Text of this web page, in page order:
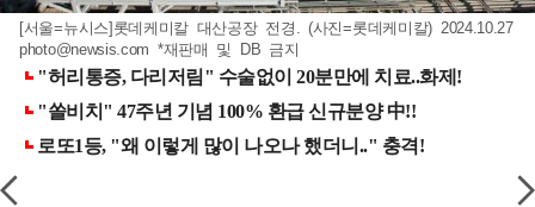
[서울=뉴시스]롯데케미칼 대산공장 전경. (사진=롯데케미칼) 2024.10.27
photo@newsis.com *재판매 및 DB 금지